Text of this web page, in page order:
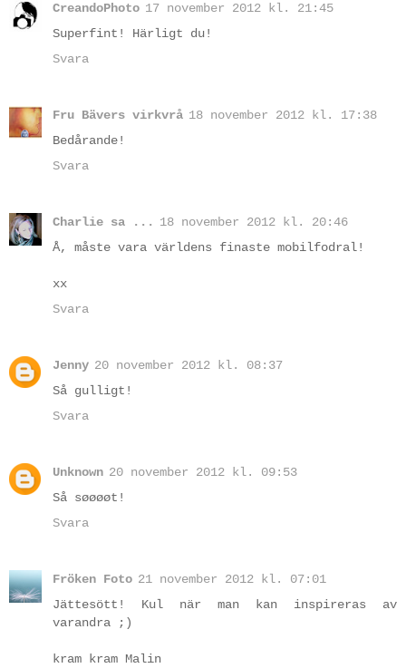
CreandoPhoto 17 november 2012 kl. 21:45
Superfint! Härligt du!
Svara
Fru Bävers virkvrå 18 november 2012 kl. 17:38
Bedårande!
Svara
Charlie sa ...
18 november 2012 kl. 20:46
Å, måste vara världens finaste mobilfodral!
xx
Svara
Jenny 20 november 2012 kl. 08:37
Så gulligt!
Svara
Unknown 20 november 2012 kl. 09:53
Så søøøøt!
Svara
Fröken Foto 21 november 2012 kl. 07:01
Jättesött! Kul när man kan inspireras av
varandra ;)
kram kram Malin